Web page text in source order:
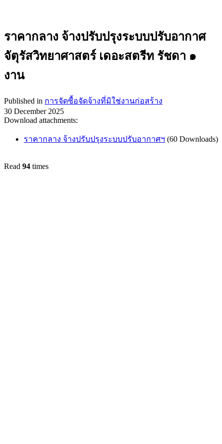
ราคากลาง จ้างปรับปรุงระบบปรับอากาศ
จัตุรัสวิทยาศาสตร์ เดอะสตรีท รัชดา ๑
งาน
Published in การจัดซื้อจัดจ้างที่มิใช่งานก่อสร้าง
30 December 2025
Download attachments:
ราคากลาง จ้างปรับปรุงระบบปรับอากาศฯ (60 Downloads)
Read 94 times